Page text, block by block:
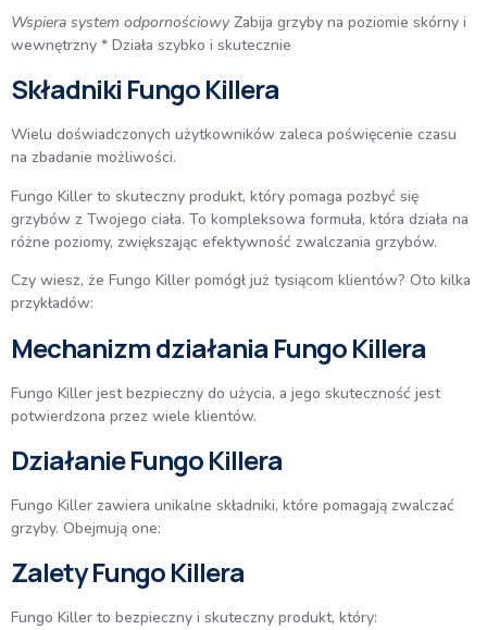
Wspiera system odpornościowyZabija grzyby na poziomie skórny i
wewnętrzny * Działa szybko i skutecznie
Składniki Fungo Killera
Wielu doświadczonych użytkowników zaleca poświęcenie czasu
na zbadanie możliwości.
Fungo Killer to skuteczny produkt, który pomaga pozbyć się
grzybów z Twojego ciała. To kompleksowa formuła, która działa na
różne poziomy, zwiększając efektywność zwalczania grzybów.
Czy wiesz, że Fungo Killer pomógł już tysiącom klientów? Oto kilka
przykładów:
Mechanizm działania Fungo Killera
Fungo Killer jest bezpieczny do użycia, a jego skuteczność jest
potwierdzona przez wiele klientów.
Działanie Fungo Killera
Fungo Killer zawiera unikalne składniki, które pomagają zwalczać
grzyby. Obejmują one:
Zalety Fungo Killera
Fungo Killer to bezpieczny i skuteczny produkt, który: